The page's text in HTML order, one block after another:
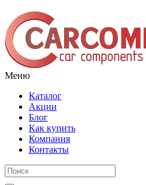
Меню
Каталог
Акции
Блог
Как купить
Компания
Контакты